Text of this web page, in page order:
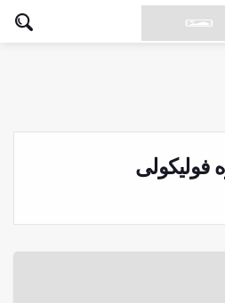
فولیکولی